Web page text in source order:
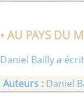
• AU PAYS DU
Daniel Bailly a
Auteurs : Daniel